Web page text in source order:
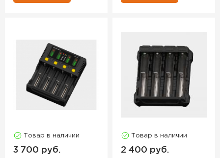
Товар в наличии
3 700 руб.
Товар в наличии
2 400 руб.